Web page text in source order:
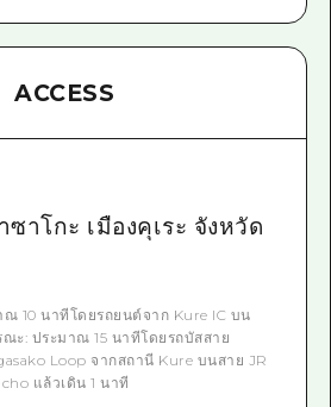
ACCESS
าโกะ เมืองคุเระ จังหวัด
ณ 10 นาทีโดยรถยนต์จาก Kure IC บน
ะ: ประมาณ 15 นาทีโดยรถบัสสาย
Loop จากสถานี Kure บนสาย JR
แล้วเดิน 1 นาที